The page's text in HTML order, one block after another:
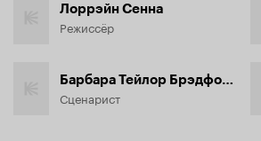
Лоррэйн Сенна
Режиссёр
Барбара Тейлор Брэдфорд
Сценарист